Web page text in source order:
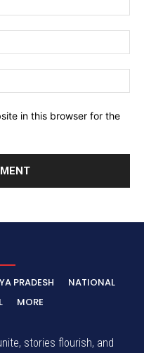
in this browser for the
PRADESH
NATIONAL
MORE
stories flourish, and